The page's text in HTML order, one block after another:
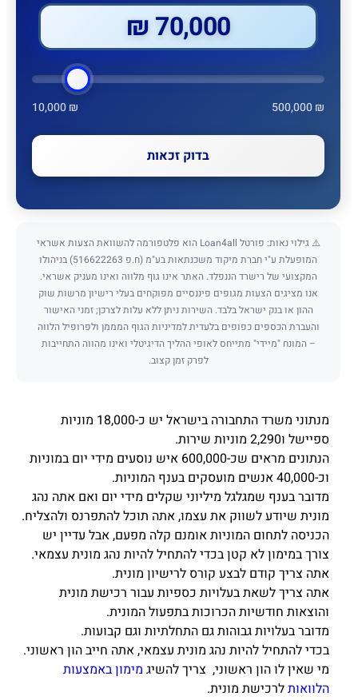
70,000 ₪
10,000 ₪ 500,000 ₪
בדוק זכאות
⚠️ גילוי נאות: פורטל Loan4all הוא פלטפורמה להשוואת הצעות אשראי
המופעלת ע"י חברת מיקוד משכנתאות בע"מ (ח.פ 516622263) בניהולו
המקצועי של רישרד הננפלד. האתר אינו גוף מלווה ואינו מעניק אשראי.
אנו מציגים הצעות מגופים פיננסיים מפוקחים בעלי רישיון מרשות שוק
ההון או בנק ישראל בלבד. השירות ניתן ללא עלות לצרכן; זמני האישור
והעברת הכספים כפופים בלעדית למדיניות הגוף המממן ולפרופיל הלווה
– המונח "מיידי" מתייחס לאופי ההליך הדיגיטלי ואינו מהווה התחייבות
לפרק זמן קצוב.
מנתוני משרד התחבורה בישראל יש כ-18,000 מוניות
ספיישל ו2,290 מוניות שירות.
הנתונים מראים שכ-600,000 איש נוסעים מידי יום במוניות
וכ-40,000 אנשים מועסקים בענף המוניות.
מדובר בענף שמגלגל מיליוני שקלים מידי יום ואם אתה נהג
מונית שיודע לשווק את עצמו, אתה תוכל להתפרנס ולהצליח.
הכניסה לתחום המוניות אומנם קלה מפעם, אבל עדיין יש
צורך במימון לא קטן בכדי להתחיל להיות נהג מונית עצמאי.
אתה צריך קודם לבצע קורס לרישיון מונית.
אתה צריך לשאת בעלויות כספיות עבור רכישת מונית
והוצאות חודשיות הכרוכות בתפעול המונית.
מדובר בעלויות גבוהות גם התחלתיות וגם קבועות.
בכדי להתחיל להיות נהג מונית עצמאי, אתה חייב הון ראשוני.
מי שאין לו הון ראשוני, צריך להשיג מימון באמצעות
הלוואותלרכישת מונית.